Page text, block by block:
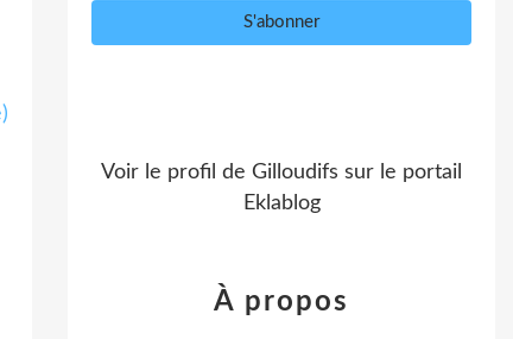
Voir le profil de Gilloudifs sur le portail
Eklablog
À propos